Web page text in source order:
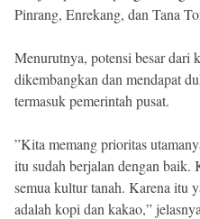
Pinrang, Enrekang, dan Tana
Menurutnya, potensi besar dari
dikembangkan dan mendapat
termasuk pemerintah pusat.
”Kita memang prioritas
itu sudah berjalan dengan baik.
semua kultur tanah. Karena itu
adalah kopi dan kakao,”